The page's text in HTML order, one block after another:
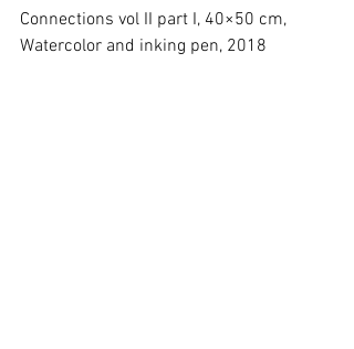
Connections vol II part I, 40×50 cm,
Watercolor and inking pen, 2018